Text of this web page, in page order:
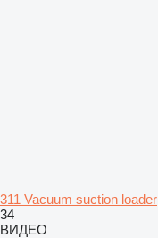
311 Vacuum suction loader
34
ВИДЕО